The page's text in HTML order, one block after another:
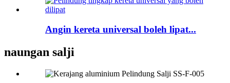
Angin kereta universal boleh lipat...
naungan salji